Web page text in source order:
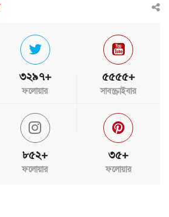
৩২৯৭+
ফলোয়ার
৫৫৫৫+
সাবস্ক্রাইবার
৮৫২+
ফলোয়ার
৩৫+
ফলোয়ার